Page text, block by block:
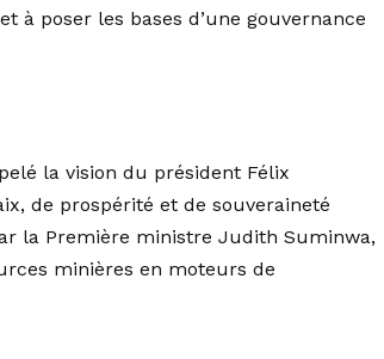
à poser les bases d’une gouvernance
la vision du président Félix
de prospérité et de souveraineté
la Première ministre Judith Suminwa,
minières en moteurs de